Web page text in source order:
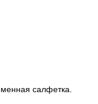
салфетка.